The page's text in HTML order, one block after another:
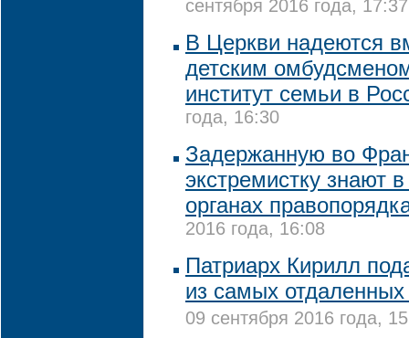
сентября 2016 года, 17:37
В Церкви надеются
детским
институт семьи в
года, 16:30
Задержанную во
экстремистку знают
органах
2016 года, 16:08
Патриарх Кирилл
из самых
09 сентября 2016 года,